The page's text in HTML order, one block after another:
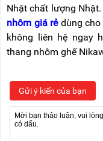
Nhật chất lượng
nhôm giá rẻdùng cho
không liên hệ ngay
thang nhôm ghế
Gửi ý kiến của bạn